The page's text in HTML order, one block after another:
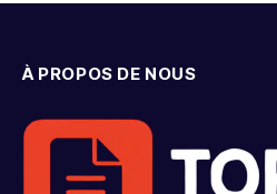
À PROPOS DE NOUS